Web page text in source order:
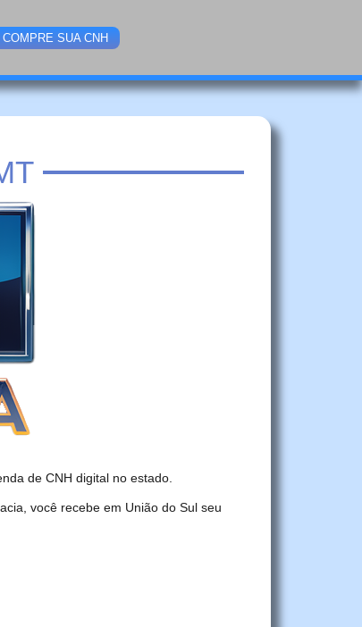
COMPRE SUA CNH
de CNH digital no estado.
você recebe em União do Sul seu